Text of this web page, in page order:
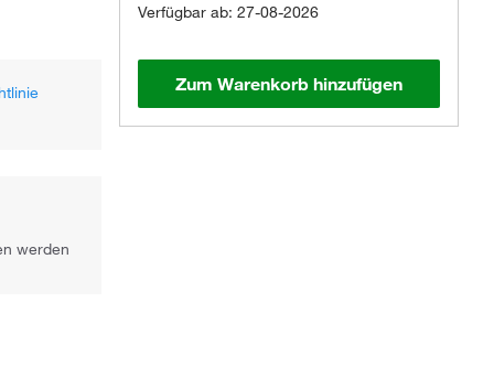
werden
Verfügbar ab: 27-08-2026
Zum Warenkorb hinzufügen